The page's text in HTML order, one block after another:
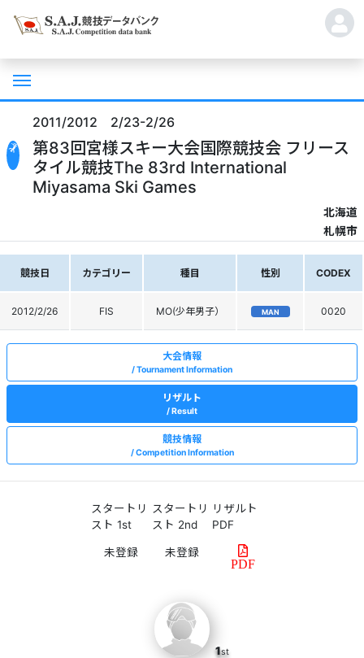
2011/2012 2/23-2/26
第83回宮様スキー大会国際競技会 フリース
タイル競技The 83rd International
Miyasama Ski Games
北海道
札幌市
競技日 カテゴリー 種目 性別 CODEX
2012/2/26 FIS MO(少年男子） MAN 0020
大会情報
Tournament Information
リザルト
Result
競技情報
Competition Information
スタートリ
スト 1st
スタートリ
スト 2nd
リザルト
PDF
PDF
1st